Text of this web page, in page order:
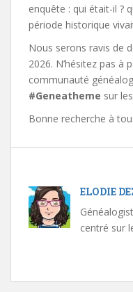
enquête : qui était-il ?
période historique
Nous serons ravis de
2026. N’hésitez pas à
communauté
#Geneatheme sur
Bonne recherche à
ELODIE
centré sur